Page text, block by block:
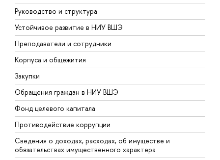
Руководство и структура
Устойчивое развитие в НИУ ВШЭ
Преподаватели и сотрудники
Корпуса и общежития
Закупки
Обращения граждан в НИУ ВШЭ
Фонд целевого капитала
Противодействие коррупции
Сведения о доходах, расходах, об имуществе и
обязательствах имущественного характера